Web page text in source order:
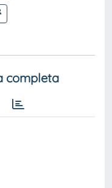
completa